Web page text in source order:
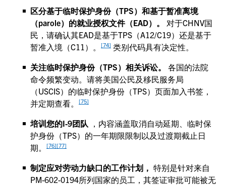
区分基于临时保护身份（TPS）和基于暂准离境
（parole）的就业授权文件（EAD）。
对于CHNV国
民，请确认其EAD是基于TPS（A12/C19）还是基于
暂准入境（C11）。
[74] 类别代码具有决定性。
关注临时保护身份（TPS）相关诉讼。
各国的法院
命令频繁变动。请将美国公民及移民服务局
（USCIS）的临时保护身份（TPS）页面加入书签，
并定期查看。
[75]
培训您的I-9团队 ，内容涵盖取消自动延期、临时保
护身份（TPS）的一年期限限制以及过渡期截止日
期。
[76][77]
制定应对劳动力缺口的工作计划， 特别是针对来自
PM-602-0194所列国家的员工，其签证审批可能被无